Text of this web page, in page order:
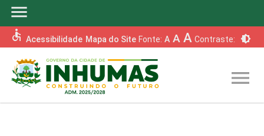
menu
accessible Acessibilidade Mapa do Site Fonte: A A A Contraste: brightness_6
menu